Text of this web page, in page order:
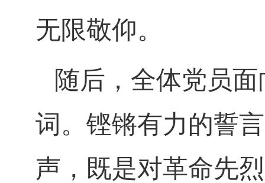
无限敬仰。
随后，全体党员
词。铿锵有力的誓
声，既是对革命先